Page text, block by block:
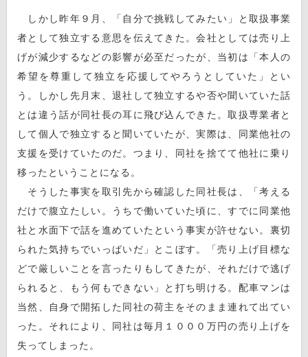
しかし昨年９月、「自分で挑戦してみたい」と取扱事業
者として独立する意思を伝えてきた。会社としては売り上
げが減少するなどの影響が必至だったが、当初は「本人の
希望を尊重して独立を応援してやろうとしていた」とい
う。しかし先月末、退社して独立するや否や聞いていた話
とは違う話が同社長の耳に飛び込んできた。取扱専業者と
して個人で独立すると聞いていたが、実際は、同業他社の
支援を受けていたのだ。つまり、同社を捨てて他社に乗り
移ったということになる。
そうした事実を取引先から確認した同社長は、「考える
だけで腹立たしい。うちで働いていた頃に、すでに同業他
社と水面下で話を進めていたという事実が許せない。裏切
られた気持ちでいっぱいだ」とこぼす。「売り上げ目標な
どで厳しいことを言ったりもしてきたが、それだけで逃げ
られると、もう何もできない」と打ち明ける。配車マンは
当然、自身で開拓した同社の荷主をそのまま連れて出てい
った。それにより、同社は毎月１０００万円の売り上げを
失ってしまった。